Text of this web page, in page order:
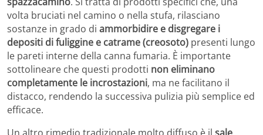
volta bruciati nel camino o nella stufa, rilasciano
sostanze in grado di ammorbidire e disgregare i
depositi di fuliggine e catrame (creosoto) presenti lungo
le pareti interne della canna fumaria. È importante
sottolineare che questi prodotti non eliminano
completamente le incrostazioni, ma ne facilitano il
distacco, rendendo la successiva pulizia più semplice ed
efficace.